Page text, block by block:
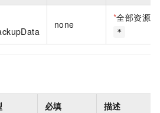
none
*全部资源
*
必填 描述